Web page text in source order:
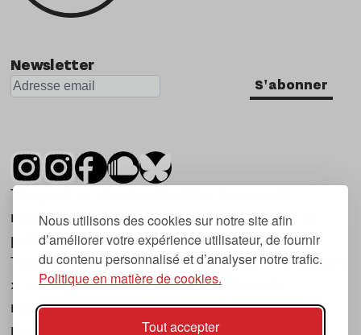
Nous utilisons des cookies sur notre site afin
d’améliorer votre expérience utilisateur, de fournir
du contenu personnalisé et d’analyser notre trafic.
Politique en matière de cookies.
Tout accepter
Newsletter
S'abonner
Tsugi est un mensuel indépendant sur la
musique et les nouvelles tendances, dont la
première parution date de 2007.
Tsugi en japonais signifie « prochain », « suivant
», ce qui correspond à la thématique du
magazine, à l’affût des nouvelles tendances
musicales, qu’elles viennent de la musique